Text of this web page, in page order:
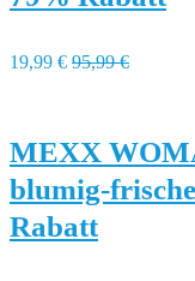
19,99 € 95,99 €
MEXX
blumig-
Rabatt